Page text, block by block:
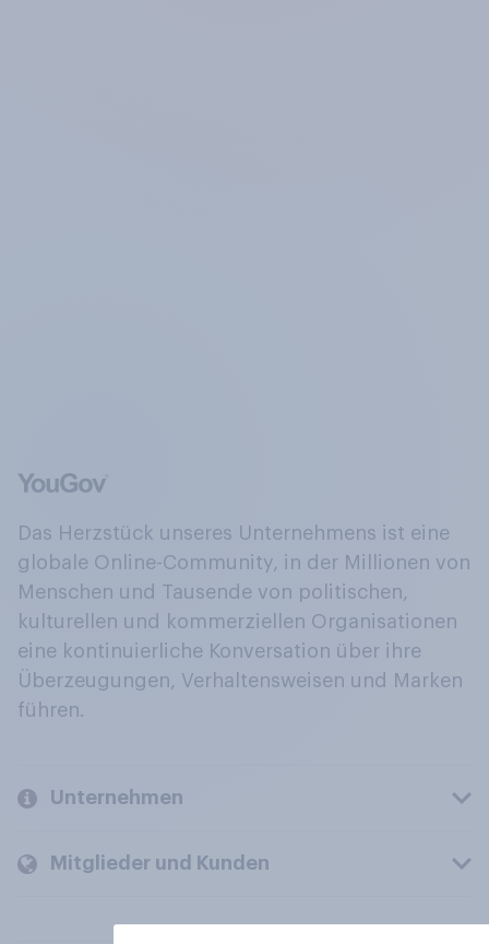
Das Herzstück unseres Unternehmens ist eine
globale Online-Community, in der Millionen von
Menschen und Tausende von politischen,
kulturellen und kommerziellen Organisationen
eine kontinuierliche Konversation über ihre
Überzeugungen, Verhaltensweisen und Marken
führen.
Unternehmen
Mitglieder und Kunden